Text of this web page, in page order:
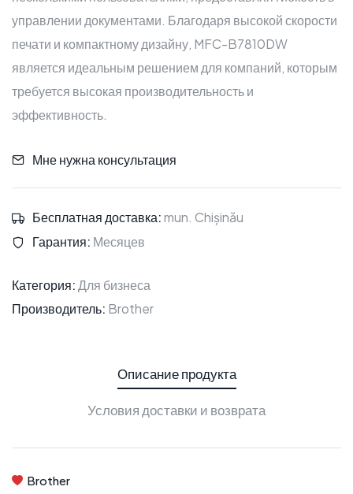
управлении документами. Благодаря высокой скорости
печати и компактному дизайну, MFC-B7810DW
является идеальным решением для компаний, которым
требуется высокая производительность и
эффективность.
Мне нужна консультация
Бесплатная доставка:mun. Chișinău
Гарантия: Месяцев
Категория:Для бизнеса
Производитель: Brother
Описание продукта
Условия доставки и возврата
Brother